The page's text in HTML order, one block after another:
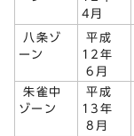
4月
八条ゾ
ーン
平成
12年
6月
朱雀中
ゾーン
平成
13年
8月